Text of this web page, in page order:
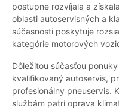
postupne rozvíjala a
oblasti autoservisných a
súčasnosti poskytuje
kategórie motorových
Dôležitou súčasťou
kvalifikovaný autoservis,
profesionálny pneuservis.
službám patrí oprava